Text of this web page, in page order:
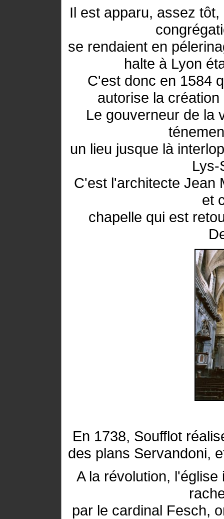
Il est apparu, assez
se rendaient en
halte à Lyon
C'est donc en 1584
autorise la
Le gouverneur de la
un lieu jusque là
Lys-
C'est l'architecte Jean
et
chapelle qui est
En 1738, Soufflot
des plans Servandoni,
A la révolution,
par le cardinal Fesch,